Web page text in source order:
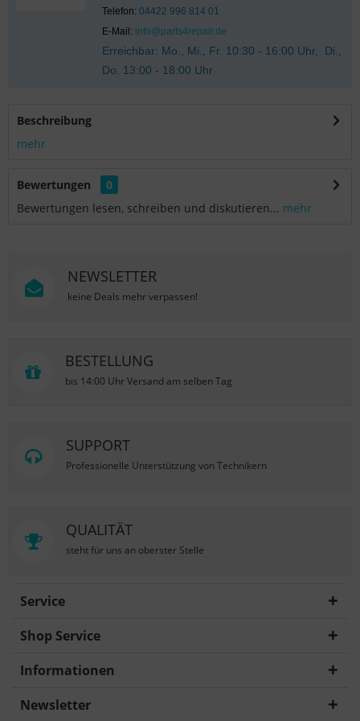
Telefon: 04422 996 814 01
E-Mail: info@parts4repair.de
Erreichbar: Mo., Mi., Fr. 10:30 - 16:00 Uhr, Di.,
Do. 13:00 - 18:00 Uhr
Beschreibung
mehr
Bewertungen
0
Bewertungen lesen, schreiben und diskutieren... mehr
NEWSLETTER
keine Deals mehr verpassen!
BESTELLUNG
bis 14:00 Uhr Versand am selben Tag
SUPPORT
Professionelle Unterstützung von Technikern
QUALITÄT
steht für uns an oberster Stelle
Service
Shop Service
Informationen
Newsletter